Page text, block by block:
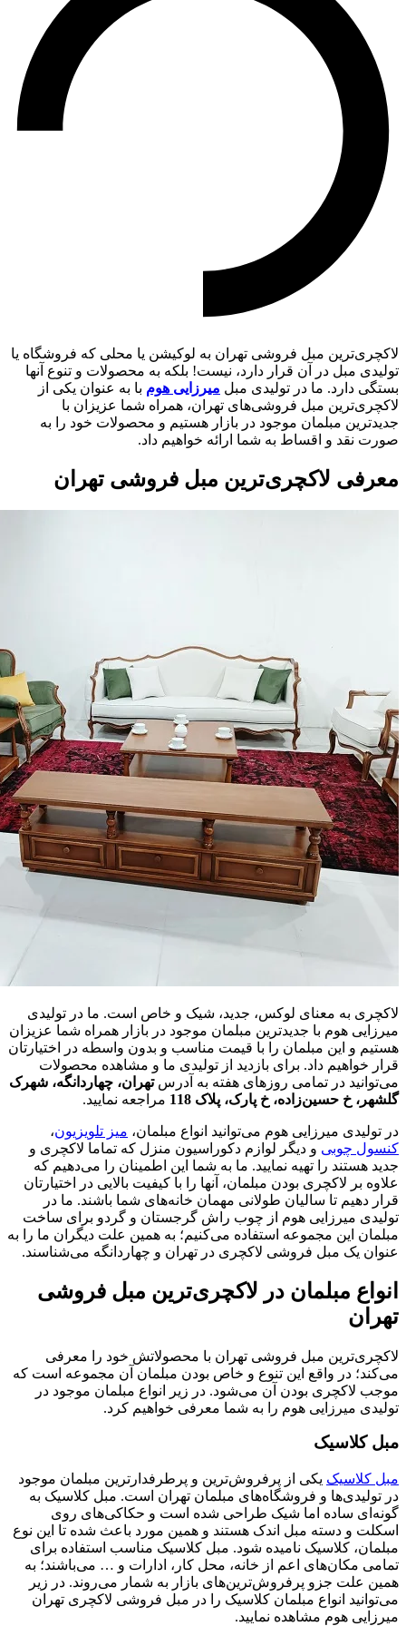
لاکچری‌ترین مبل فروشی تهران به لوکیشن یا محلی که فروشگاه یا
تولیدی مبل در آن قرار دارد، نیست! بلکه به محصولات و تنوع آنها
بستگی دارد. ما در تولیدی مبل میرزایی هوم با به عنوان یکی از
لاکچری‌ترین مبل فروشی‌های تهران، همراه شما عزیزان با
جدیدترین مبلمان موجود در بازار هستیم و محصولات خود را به
صورت نقد و اقساط به شما ارائه خواهیم داد.
معرفی لاکچری‌ترین مبل فروشی تهران
لاکچری به معنای لوکس، جدید، شیک و خاص است. ما در تولیدی
میرزایی هوم با جدیدترین مبلمان موجود در بازار همراه شما عزیزان
هستیم و این مبلمان را با قیمت مناسب و بدون واسطه در اختیارتان
قرار خواهیم داد. برای بازدید از تولیدی ما و مشاهده محصولات
می‌توانید در تمامی روزهای هفته به آدرستهران، چهاردانگه، شهرک
گلشهر، خ حسین‌زاده، خ پارک، پلاک 118
مراجعه نمایید.
در تولیدی میرزایی هوم می‌توانید انواع مبلمان، میز تلویزیون،
کنسول چوبی و دیگر لوازم دکوراسیون منزل که تماما لاکچری و
جدید هستند را تهیه نمایید. ما به شما این اطمینان را می‌دهیم که
علاوه بر لاکچری بودن مبلمان، آنها را با کیفیت بالایی در اختیارتان
قرار دهیم تا سالیان طولانی مهمان خانه‌های شما باشند. ما در
تولیدی میرزایی هوم از چوب راش گرجستان و گردو برای ساخت
مبلمان این مجموعه استفاده می‌کنیم؛ به همین علت دیگران ما را به
عنوان یک مبل فروشی لاکچری در تهران و چهاردانگه می‌شناسند.
انواع مبلمان در لاکچری‌ترین مبل فروشی
تهران
لاکچری‌ترین مبل فروشی تهران با محصولاتش خود را معرفی
می‌کند؛ در واقع این تنوع و خاص بودن مبلمان آن مجموعه است که
موجب لاکچری بودن آن می‌شود. در زیر انواع مبلمان موجود در
تولیدی میرزایی هوم را به شما معرفی خواهیم کرد.
مبل کلاسیک
مبل کلاسیک یکی از پرفروش‌ترین و پرطرفدارترین مبلمان موجود
در تولیدی‌ها و فروشگاه‌های مبلمان تهران است. مبل کلاسیک به
گونه‌ای ساده اما شیک طراحی شده است و حکاکی‌های روی
اسکلت و دسته مبل اندک هستند و همین مورد باعث شده تا این نوع
مبلمان، کلاسیک نامیده شود. مبل کلاسیک مناسب استفاده برای
تمامی مکان‌های اعم از خانه، محل کار، ادارات و … می‌‎باشند؛ به
همین علت جزو پرفروش‌ترین‌های بازار به شمار می‌روند. در زیر
می‌توانید انواع مبلمان کلاسیک را در مبل فروشی لاکچری تهران
میرزایی هوم مشاهده نمایید.